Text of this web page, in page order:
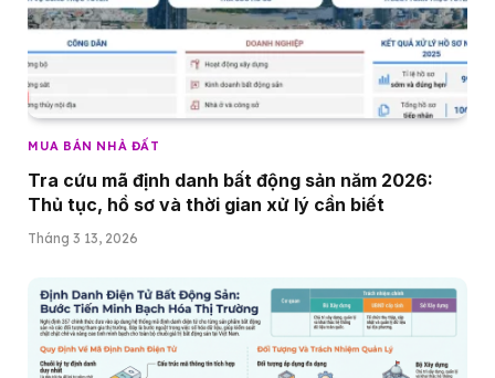
MUA BÁN NHÀ ĐẤT
Tra cứu mã định danh bất động sản năm 2026:
Thủ tục, hồ sơ và thời gian xử lý cần biết
Tháng 3 13, 2026